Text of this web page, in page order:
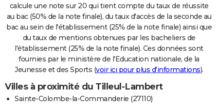
calcule une note sur 20 qui tient compte du taux de réussite
au bac (50% de la note finale), du taux d'accès de la seconde au
bac au sein de l'établissement (25% de la note finale) ainsi que
du taux de mentions obtenues par les bacheliers de
l'établissement (25% de la note finale). Ces données sont
fournies par le ministère de l'Education nationale, de la
Jeunesse et des Sports (voir ici pour plus d'informations).
Villes à proximité du Tilleul-Lambert
Sainte-Colombe-la-Commanderie (27110)